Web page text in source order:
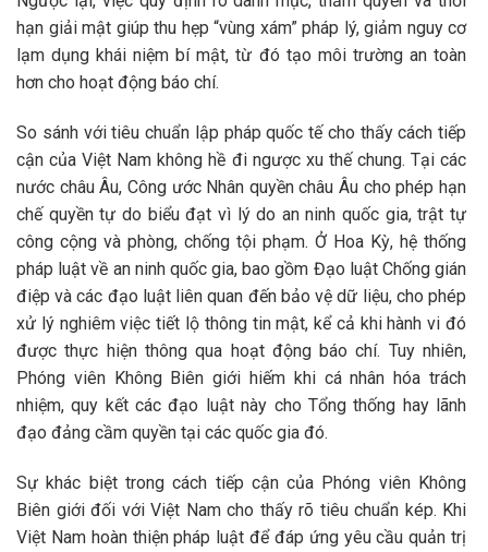
hạn giải mật giúp thu hẹp “vùng xám” pháp lý, giảm nguy cơ
lạm dụng khái niệm bí mật, từ đó tạo môi trường an toàn
hơn cho hoạt động báo chí.
So sánh với tiêu chuẩn lập pháp quốc tế cho thấy cách tiếp
cận của Việt Nam không hề đi ngược xu thế chung. Tại các
nước châu Âu, Công ước Nhân quyền châu Âu cho phép hạn
chế quyền tự do biểu đạt vì lý do an ninh quốc gia, trật tự
công cộng và phòng, chống tội phạm. Ở Hoa Kỳ, hệ thống
pháp luật về an ninh quốc gia, bao gồm Đạo luật Chống gián
điệp và các đạo luật liên quan đến bảo vệ dữ liệu, cho phép
xử lý nghiêm việc tiết lộ thông tin mật, kể cả khi hành vi đó
được thực hiện thông qua hoạt động báo chí. Tuy nhiên,
Phóng viên Không Biên giới hiếm khi cá nhân hóa trách
nhiệm, quy kết các đạo luật này cho Tổng thống hay lãnh
đạo đảng cầm quyền tại các quốc gia đó.
Sự khác biệt trong cách tiếp cận của Phóng viên Không
Biên giới đối với Việt Nam cho thấy rõ tiêu chuẩn kép. Khi
Việt Nam hoàn thiện pháp luật để đáp ứng yêu cầu quản trị